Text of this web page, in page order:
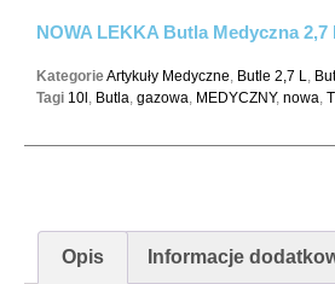
NOWA LEKKA Butla Medyczna 2,7
KategorieArtykuły Medyczne, Butle 2,7 L,
Tagi 10l , Butla, gazowa, MEDYCZNY, nowa,
Opis Informacje